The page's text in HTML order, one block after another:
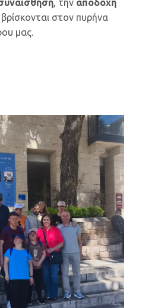
, την αποδοχή
στον πυρήνα
μας.